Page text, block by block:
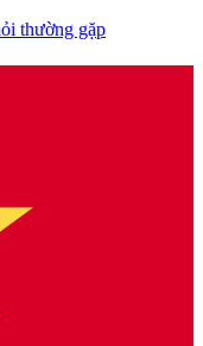
thường gặp